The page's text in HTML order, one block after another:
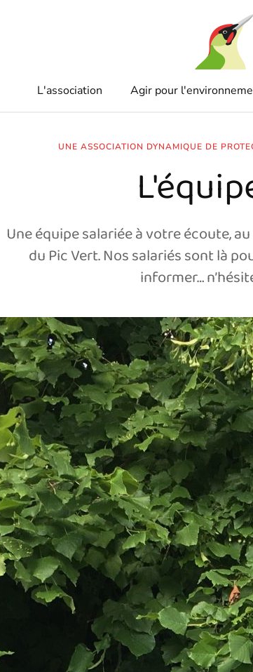
L'association Agir pour
UNE ASSOCIATION DYNAMIQUE DE
Une équipe salariée à votre écoute,
du Pic Vert. Nos salariés sont là
informer…